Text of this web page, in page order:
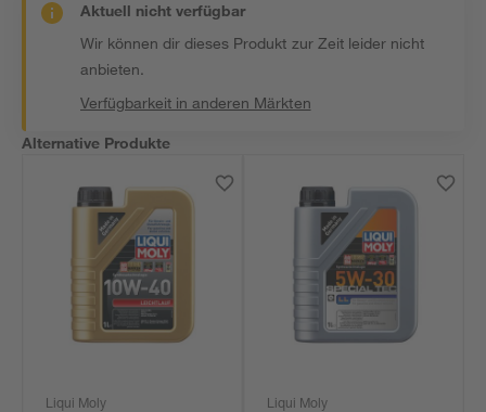
Aktuell nicht verfügbar
Wir können dir dieses Produkt zur Zeit leider nicht
anbieten.
Verfügbarkeit in anderen Märkten
Alternative Produkte
Liqui Moly Liqui Moly